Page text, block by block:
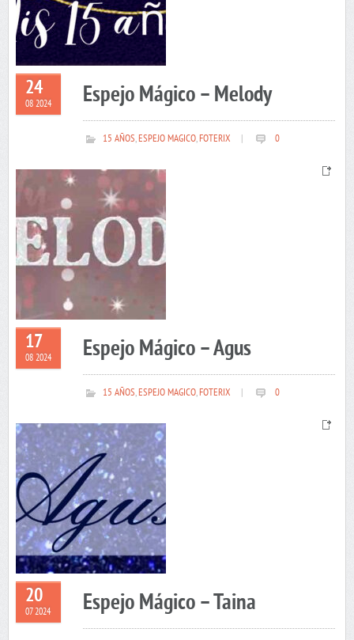
24
08 2024 Espejo Mágico – Melody
15 AÑOS,ESPEJO MAGICO,FOTERIX 0
17
08 2024 Espejo Mágico – Agus
15 AÑOS,ESPEJO MAGICO,FOTERIX 0
20
07 2024 Espejo Mágico – Taina